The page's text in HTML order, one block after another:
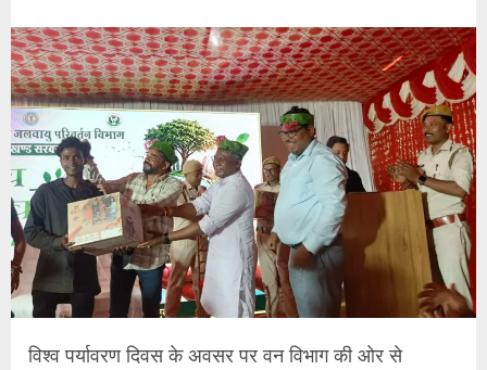
विश्व पर्यावरण दिवस के अवसर पर वन विभाग की ओर से